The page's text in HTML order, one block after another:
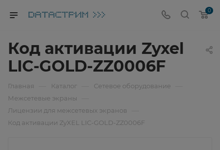
0
Код активации Zyxel
LIC-GOLD-ZZ0006F
Главная Каталог Сетевое оборудование
Межсетевые экраны
Лицензии для межсетевых экранов
Код активации ZyXEL LIC-GOLD-ZZ0006F